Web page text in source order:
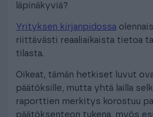
läpinäkyviä?
Yrityksen kirjanpidossa
riittävästi reaaliaikaista tietoa
tilasta.
Oikeat, tämän hetkiset luvut
päätöksille, mutta yhtä lailla
raporttien merkitys korostuu
päätöksenteon tukena, myös